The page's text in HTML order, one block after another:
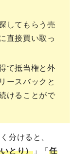
してもらう売
直接買い取っ
て抵当権と外
ースバックと
けることがで
分けると、
とり）」「任